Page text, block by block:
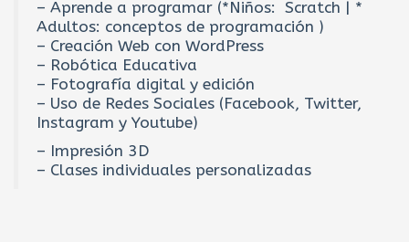
– Aprende a programar (*Niños: Scratch | *
Adultos: conceptos de programación )
– Creación Web con WordPress
– Robótica Educativa
– Fotografía digital y edición
– Uso de Redes Sociales (Facebook, Twitter,
Instagram y Youtube)
– Impresión 3D
– Clases individuales personalizadas